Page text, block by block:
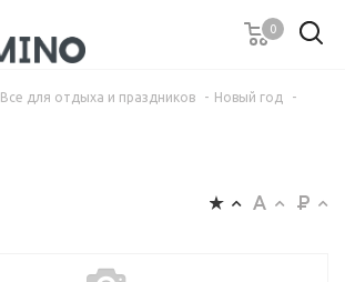
0
Все для отдыха и праздников - Новый год
-